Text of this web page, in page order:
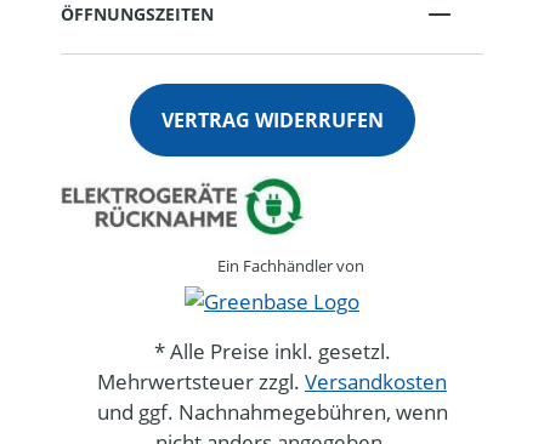
ÖFFNUNGSZEITEN
VERTRAG WIDERRUFEN
Ein Fachhändler von
* Alle Preise inkl. gesetzl.
Mehrwertsteuer zzgl. Versandkosten
und ggf. Nachnahmegebühren, wenn